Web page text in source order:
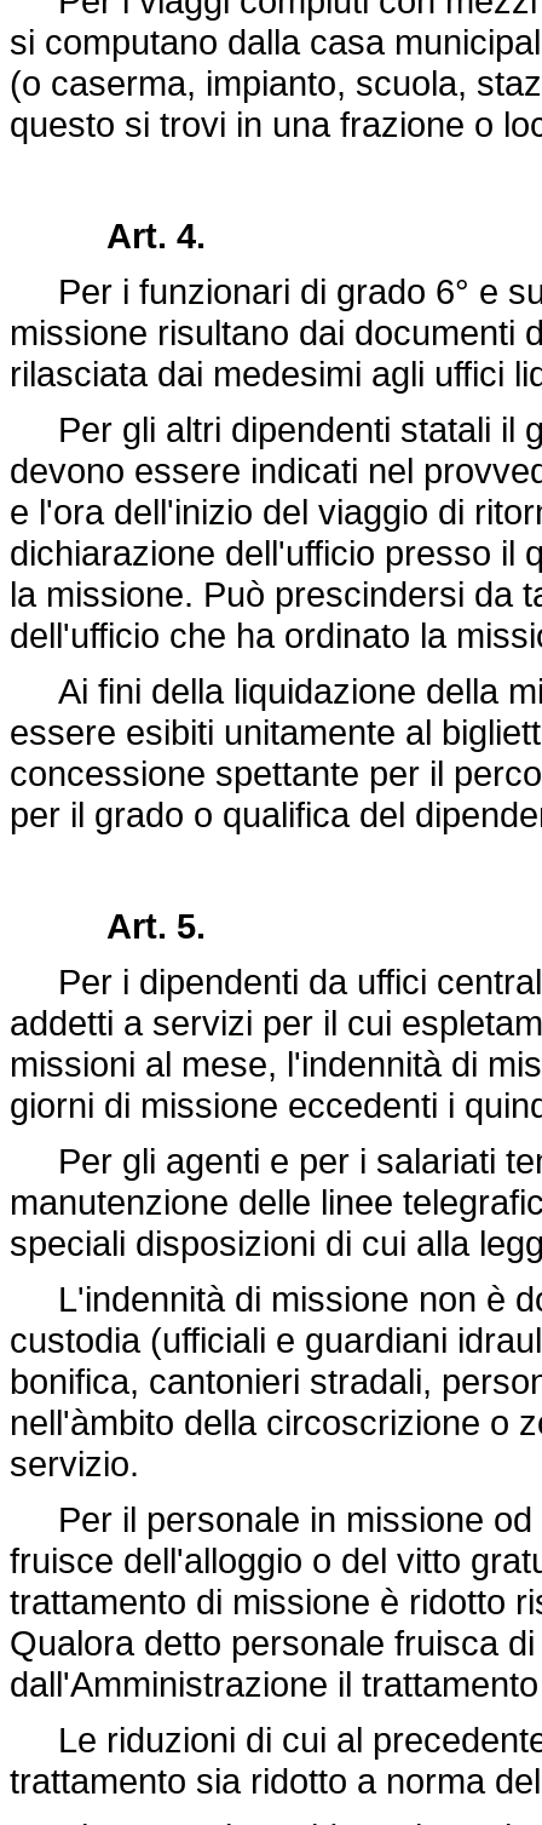
si computano dalla casa
(o caserma, impianto, scuola,
questo si trovi in una frazione o
Art. 4.
Per i funzionari di grado 6° e
missione risultano dai documenti
rilasciata dai medesimi agli uffici
Per gli altri dipendenti statali il
devono essere indicati nel
e l'ora dell'inizio del viaggio di
dichiarazione dell'ufficio presso il
la missione. Può prescindersi da
dell'ufficio che ha ordinato la
Ai fini della liquidazione della
essere esibiti unitamente al
concessione spettante per il
per il grado o qualifica del
Art. 5.
Per i dipendenti da uffici
addetti a servizi per il cui
missioni al mese, l'indennità di
giorni di missione eccedenti i
Per gli agenti e per i salariati
manutenzione delle linee
speciali disposizioni di cui alla
L'indennità di missione non è
custodia (ufficiali e guardiani
bonifica, cantonieri stradali,
nell'àmbito della circoscrizione o
servizio.
Per il personale in missione od
fruisce dell'alloggio o del vitto
trattamento di missione è ridotto
Qualora detto personale fruisca
dall'Amministrazione il
Le riduzioni di cui al
trattamento sia ridotto a norma